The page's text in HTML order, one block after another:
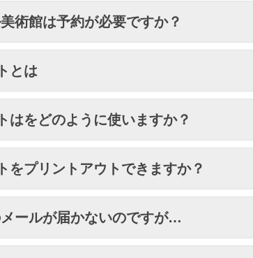
術館は予約が必要ですか？
とは
はをどのように使いますか？
をプリントアウトできますか？
ールが届かないのですが…